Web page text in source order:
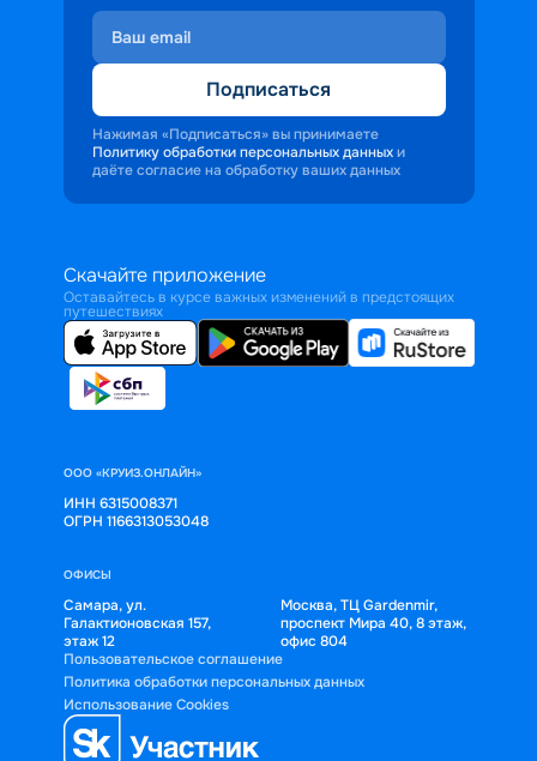
Подписаться
Нажимая «Подписаться» вы принимаете
Политику обработки персональных данных и
даёте согласие на обработку ваших данных
Скачайте приложение
Оставайтесь в курсе важных изменений в предстоящих
путешествиях
ООО «КРУИЗ.ОНЛАЙН»
ИНН 6315008371
ОГРН 1166313053048
ОФИСЫ
Самара, ул.
Галактионовская 157,
этаж 12
Москва, ТЦ Gardenmir,
проспект Мира 40, 8 этаж,
офис 804
Пользовательское соглашение
Политика обработки персональных данных
Использование Cookies